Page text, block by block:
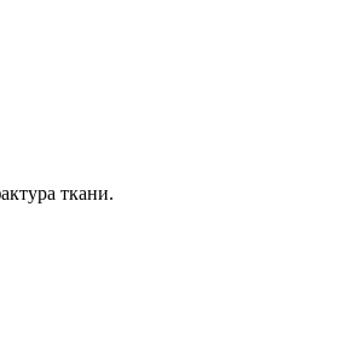
ткани.